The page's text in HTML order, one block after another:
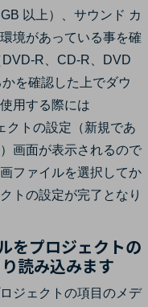
以上）、サウンド カ
境があっている事を確
R、CD-R、DVD
を確認した上でダウ
用する際には
クトの設定（新規であ
画面が表示されるので
ファイルを選択してか
トの設定が完了となり
をプロジェクトの
読み込みます
ジェクトの項目のメデ